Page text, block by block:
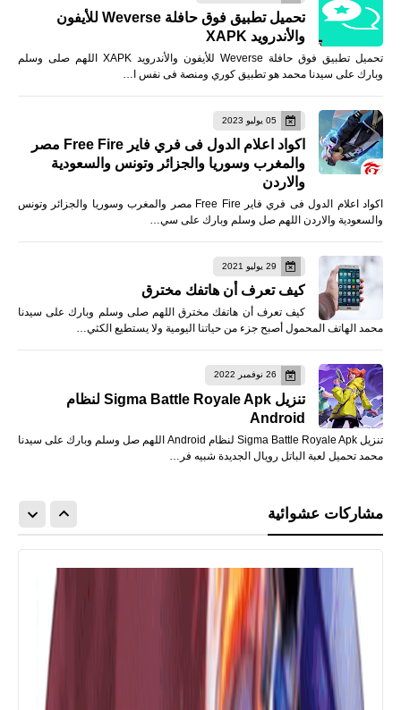
تحميل تطبيق فوق حافلة Weverse للأيفون
والأندرويد XAPK
تحميل تطبيق فوق حافلة Weverse للأيفون والأندرويد XAPK اللهم صلى وسلم
وبارك على سيدنا محمد هو تطبيق كوري ومنصة فى نفس ا…
05 يوليو 2023
اكواد اعلام الدول فى فري فاير Free Fire مصر
والمغرب وسوريا والجزائر وتونس والسعودية
والاردن
اكواد اعلام الدول فى فري فاير Free Fire مصر والمغرب وسوريا والجزائر وتونس
والسعودية والاردن اللهم صل وسلم وبارك على سي…
29 يوليو 2021
كيف تعرف أن هاتفك مخترق
كيف تعرف أن هاتفك مخترق اللهم صلى وسلم وبارك على سيدنا
محمد الهاتف المحمول أصبح جزء من حياتنا اليومية ولا يستطيع الكثي…
26 نوفمبر 2022
تنزيل Sigma Battle Royale Apk لنظام
Android
تنزيل Sigma Battle Royale Apk لنظام Android اللهم صل وسلم وبارك على سيدنا
محمد تحميل لعبة الباتل رويال الجديدة شبيه فر…
مشاركات عشوائية